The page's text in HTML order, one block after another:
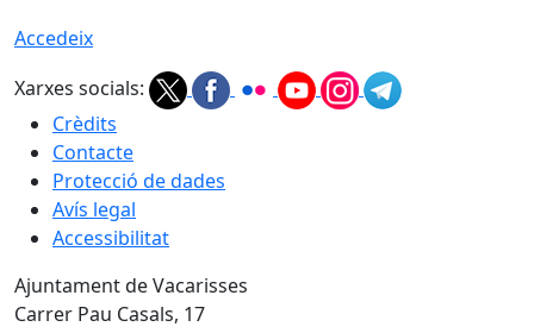
Accedeix
Xarxes socials:
Crèdits
Contacte
Protecció de dades
Avís legal
Accessibilitat
Ajuntament de Vacarisses
Carrer Pau Casals, 17